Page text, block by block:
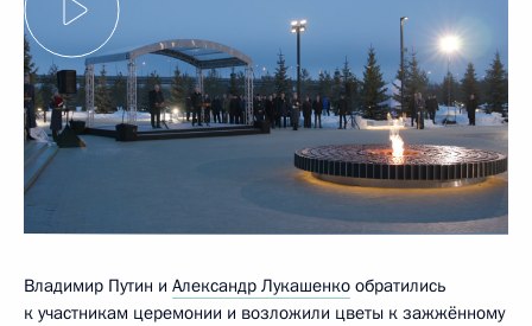
Владимир Путин и Александр Лукашенко обратились
к участникам церемонии и возложили цветы к зажжённому